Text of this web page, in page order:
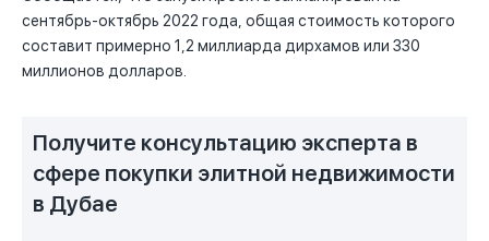
сентябрь-октябрь 2022 года, общая стоимость которого
составит примерно 1,2 миллиарда дирхамов или 330
миллионов долларов.
Получите консультацию эксперта в
сфере покупки элитной недвижимости
в Дубае